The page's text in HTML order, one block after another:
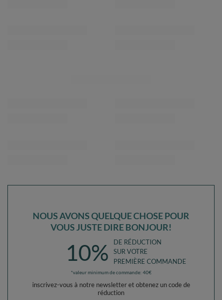
NOUS AVONS QUELQUE CHOSE POUR
VOUS JUSTE DIRE BONJOUR!
10%
DE RÉDUCTION
SUR VOTRE
PREMIÈRE COMMANDE
*valeur minimum de commande: 40€
inscrivez-vous à notre newsletter et obtenez un code de
réduction